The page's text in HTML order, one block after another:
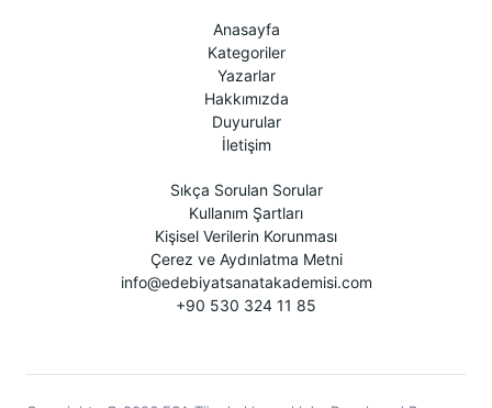
Anasayfa
Kategoriler
Yazarlar
Hakkımızda
Duyurular
İletişim
Sıkça Sorulan Sorular
Kullanım Şartları
Kişisel Verilerin Korunması
Çerez ve Aydınlatma Metni
info@edebiyatsanatakademisi.com
+90 530 324 11 85